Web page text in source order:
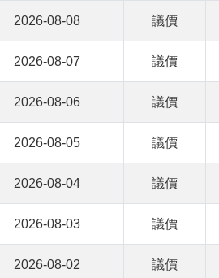
2026-08-08 議價
2026-08-07 議價
2026-08-06 議價
2026-08-05 議價
2026-08-04 議價
2026-08-03 議價
2026-08-02 議價